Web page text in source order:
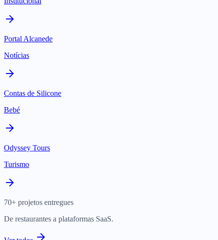
Portal Alcanede
Notícias
Contas de Silicone
Bebé
Odyssey Tours
Turismo
70+ projetos entregues
De restaurantes a plataformas SaaS.